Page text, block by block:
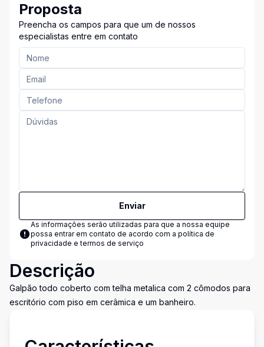
Proposta
Preencha os campos para que um de nossos
especialistas entre em contato
Enviar
As informações serão utilizadas para que a nossa equipe
possa entrar em contato de acordo com a política de
privacidade e termos de serviço
Descrição
Galpão todo coberto com telha metalica com 2 cômodos para
escritório com piso em cerâmica e um banheiro.